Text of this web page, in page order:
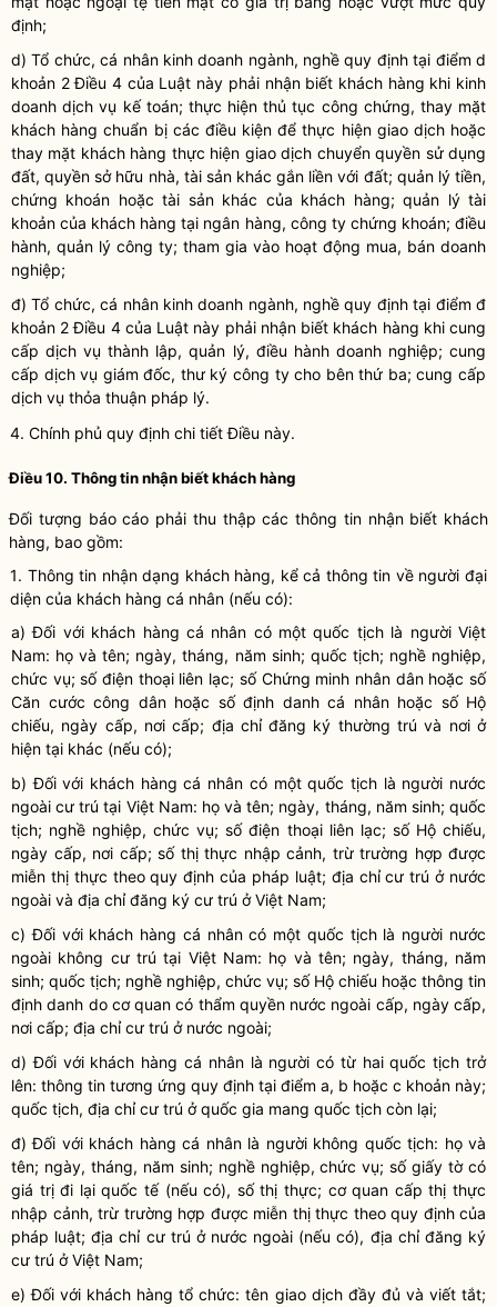
định;
d) Tổ chức, cá nhân kinh doanh ngành, nghề quy định tại điểm d
khoản 2 Điều 4 của Luật này phải nhận biết khách hàng khi kinh
doanh dịch vụ kế toán; thực hiện thủ tục công chứng, thay mặt
khách hàng chuẩn bị các điều kiện để thực hiện giao dịch hoặc
thay mặt khách hàng thực hiện giao dịch chuyển quyền sử dụng
đất, quyền sở hữu nhà, tài sản khác gắn liền với đất; quản lý tiền,
chứng khoán hoặc tài sản khác của khách hàng; quản lý tài
khoản của khách hàng tại ngân hàng, công ty chứng khoán; điều
hành, quản lý công ty; tham gia vào hoạt động mua, bán doanh
nghiệp;
đ) Tổ chức, cá nhân kinh doanh ngành, nghềquy định tại điểm đ
khoản 2 Điều 4 của Luật này phải nhận biết khách hàng khi cung
cấpdịch vụ thành lập, quản lý, điều hành doanh nghiệp; cung
cấp dịch vụ giám đốc, thư ký công ty cho bên thứ ba; cung cấp
dịch vụ thỏa thuận pháp lý.
4. Chính phủ quy định chi tiết Điều này.
Điều 10. Thông tin nhận biết khách hàng
Đối tượng báo cáo phải thu thập các thông tin nhận biết khách
hàng, bao gồm:
1. Thông tin nhận dạng khách hàng, kể cả thông tin về người đại
diện của khách hàng cá nhân (nếu có):
a) Đối với khách hàng cá nhân có một quốc tịch là người Việt
Nam: họ và tên; ngày, tháng, năm sinh; quốc tịch; nghề nghiệp,
chức vụ; số điện thoại liên lạc; số Chứng minh nhân dân hoặc số
Căn cước công dân hoặc số định danh cá nhân hoặc số Hộ
chiếu, ngày cấp, nơi cấp; địa chỉ đăng ký thường trú và nơi ở
hiện tại khác (nếu có);
b)Đối với khách hàng cá nhân có một quốc tịch là người nước
ngoài cư trú tại Việt Nam: họ và tên; ngày, tháng, năm sinh; quốc
tịch; nghề nghiệp, chức vụ; số điện thoại liên lạc; số Hộ chiếu,
ngày cấp, nơi cấp; số thị thực nhập cảnh, trừ trường hợp được
miễn thị thực theo quy định của pháp luật; địa chỉ cư trú ở nước
ngoài và địa chỉ đăng ký cư trú ở Việt Nam;
c)Đối với khách hàng cá nhân có một quốc tịch là người nước
ngoài không cư trú tại Việt Nam: họ và tên; ngày, tháng, năm
sinh; quốc tịch; nghề nghiệp, chức vụ; số Hộ chiếu hoặc thông tin
định danh do cơ quan có thẩm quyền nước ngoài cấp, ngày cấp,
nơi cấp; địa chỉ cư trú ở nước ngoài;
d) Đối với khách hàng cá nhân là người có từ hai quốc tịch trở
lên: thông tin tương ứng quy định tại điểm a, b hoặc c khoản này;
quốc tịch, địa chỉ cư trú ở quốc gia mang quốc tịch còn lại;
đ) Đối với khách hàng cá nhân là người không quốc tịch: họ và
tên; ngày, tháng, năm sinh; nghề nghiệp, chức vụ; số giấy tờ có
giá trị đi lại quốc tế (nếu có), số thị thực; cơ quan cấp thị thực
nhập cảnh, trừ trường hợp được miễn thị thực theo quy định của
pháp luật; địa chỉ cư trú ở nước ngoài (nếu có), địa chỉ đăng ký
cư trú ở Việt Nam;
e) Đối với khách hàng tổ chức: tên giao dịch đầy đủ và viết tắt;